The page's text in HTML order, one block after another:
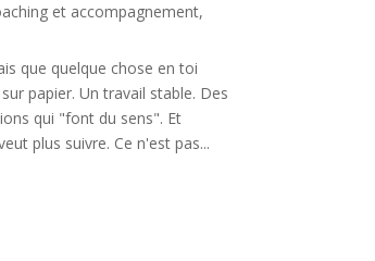
et accompagnement,
que quelque chose en toi
papier. Un travail stable. Des
qui "font du sens". Et
plus suivre. Ce n'est pas...